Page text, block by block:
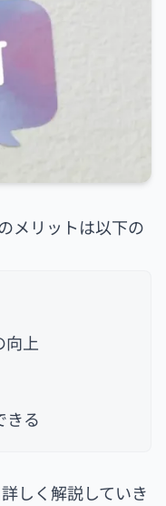
メリットは以下の
向上
きる
しく解説していき